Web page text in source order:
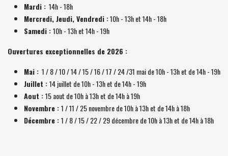
Mardi : 14h - 18h
Mercredi, Jeudi, Vendredi :10h - 13h et 14h - 18h
Samedi :10h - 13h et 14h - 19h
Ouvertures exceptionnelles de 2026 :
Mai : 1 / 8 / 10 / 14 / 15 / 16 / 17 / 24 /31 mai de 10h - 13h et de 14h - 19h
Juillet :14 juillet de 10h - 13h et de 14h - 19h
Aout :15 aout de 10h à 13h et de 14h à 19h
Novembre :1 / 11 / 25 novembre de10h à 13h et de 14h à 18h
Décembre :1 / 8 / 15 / 22 / 29 décembrede10h à 13h et de 14h à 18h